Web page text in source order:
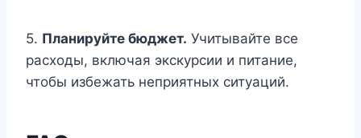
5. Планируйте бюджет. Учитывайте все
расходы, включая экскурсии и питание,
чтобы избежать неприятных ситуаций.